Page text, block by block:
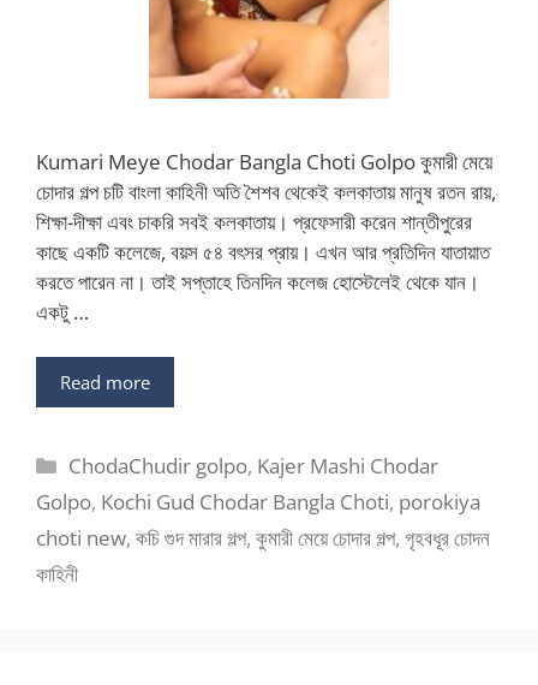
Kumari Meye Chodar Bangla Choti Golpo কুমারী মেয়ে
চোদার গল্প চটি বাংলা কাহিনী অতি শৈশব থেকেই কলকাতায় মানুষ রতন রায়,
শিক্ষা-দীক্ষা এবং চাকরি সবই কলকাতায়। প্রফেসারী করেন শান্তীপুরের
কাছে একটি কলেজে, বয়স ৫৪ বৎসর প্রায়। এখন আর প্রতিদিন যাতায়াত
করতে পারেন না। তাই সপ্তাহে তিনদিন কলেজ হোস্টেলেই থেকে যান।
একটু …
Read more
Categories
ChodaChudir golpo, Kajer Mashi Chodar
Golpo, Kochi Gud Chodar Bangla Choti, porokiya
choti new, কচি গুদ মারার গল্প, কুমারী মেয়ে চোদার গল্প, গৃহবধূর চোদন
কাহিনী